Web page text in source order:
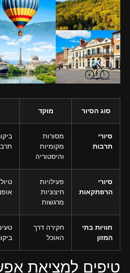
סוג הסיור מוקד
סיורי
תרבות
מסורות
מקומיות
והיסטוריה
סיורי
הרפתקאות
פעילויות
חיצוניות
מרגשות
חוויות בתי
המזון
חקירה דרך
האוכל
טיפים למציאת